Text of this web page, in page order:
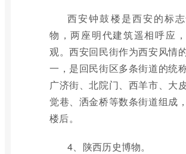
西安钟鼓楼是西安的标
物，两座明代建筑遥相呼应
观。西安回民街作为西安风情
一，是回民街区多条街道的统
广济街、北院门、西羊市、大
觉巷、洒金桥等数条街道组成
楼后。
4、陕西历史博物。